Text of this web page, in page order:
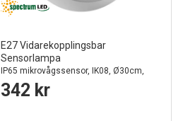
E27 Vidarekopplingsbar
Sensorlampa
IP65 mikrovågssensor, IK08, Ø30cm,
Höjd: 9cm, utan ljuskälla
342 kr